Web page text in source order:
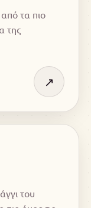
τα πιο
της
↗
του